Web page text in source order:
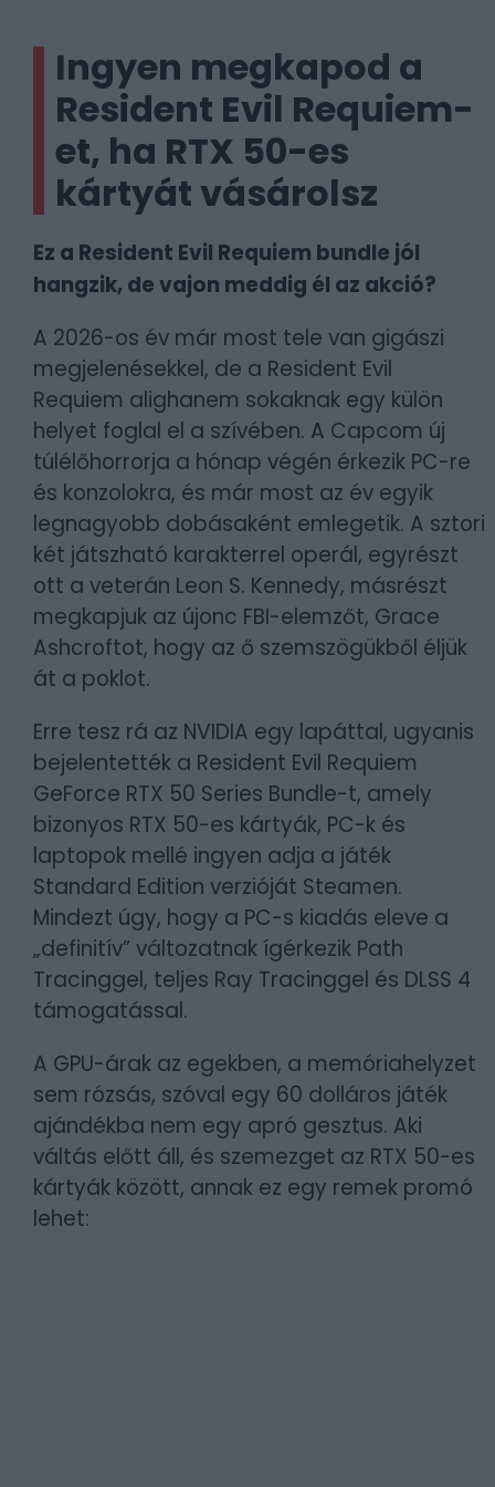
Ingyen megkapod a
Resident Evil Requiem-
et, ha RTX 50-es
kártyát vásárolsz
Ez a Resident Evil Requiem bundle jól
hangzik, de vajon meddig él az akció?
A 2026-os év már most tele van gigászi
megjelenésekkel, de a Resident Evil
Requiem alighanem sokaknak egy külön
helyet foglal el a szívében. A Capcom új
túlélőhorrorja a hónap végén érkezik PC-re
és konzolokra, és már most az év egyik
legnagyobb dobásaként emlegetik. A sztori
két játszható karakterrel operál, egyrészt
ott a veterán Leon S. Kennedy, másrészt
megkapjuk az újonc FBI-elemzőt, Grace
Ashcroftot, hogy az ő szemszögükből éljük
át a poklot.
Erre tesz rá az NVIDIA egy lapáttal, ugyanis
bejelentették a Resident Evil Requiem
GeForce RTX 50 Series Bundle-t, amely
bizonyos RTX 50-es kártyák, PC-k és
laptopok mellé ingyen adja a játék
Standard Edition verzióját Steamen.
Mindezt úgy, hogy a PC-s kiadás eleve a
„definitív” változatnak ígérkezik Path
Tracinggel, teljes Ray Tracinggel és DLSS 4
támogatással.
A GPU-árak az egekben, a memóriahelyzet
sem rózsás, szóval egy 60 dolláros játék
ajándékba nem egy apró gesztus. Aki
váltás előtt áll, és szemezget az RTX 50-es
kártyák között, annak ez egy remek promó
lehet: